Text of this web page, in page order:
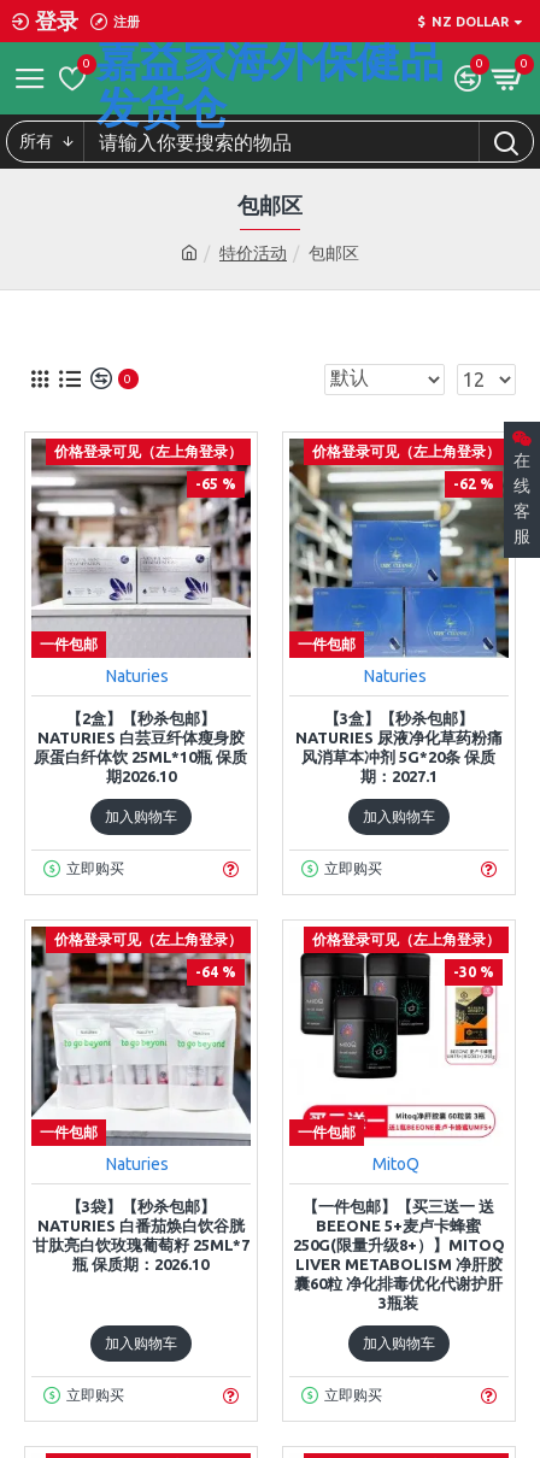
登录 注册 $ NZ DOLLAR
0
嘉益家海外保健品
发货仓
0 0
所有
特价活动 包邮区
包邮区
0
价格登录可见（左上角登录）
一件包邮
-65 %
Naturies
【2盒】【秒杀包邮】
NATURIES 白芸豆纤体瘦身胶
原蛋白纤体饮 25ML*10瓶 保质
期2026.10
加入购物车
立即购买
价格登录可见（左上角登录）
一件包邮
-62 %
Naturies
【3盒】【秒杀包邮】
NATURIES 尿液净化草药粉痛
风消草本冲剂 5G*20条 保质
期：2027.1
加入购物车
立即购买
价格登录可见（左上角登录）
一件包邮
-64 %
Naturies
【3袋】【秒杀包邮】
NATURIES 白番茄焕白饮谷胱
甘肽亮白饮玫瑰葡萄籽 25ML*7
瓶 保质期：2026.10
加入购物车
立即购买
价格登录可见（左上角登录）
一件包邮
-30 %
MitoQ
【一件包邮】【买三送一 送
BEEONE 5+麦卢卡蜂蜜
250G(限量升级8+）】MITOQ
LIVER METABOLISM 净肝胶
囊60粒 净化排毒优化代谢护肝
3瓶装
加入购物车
立即购买
在
线
客
服